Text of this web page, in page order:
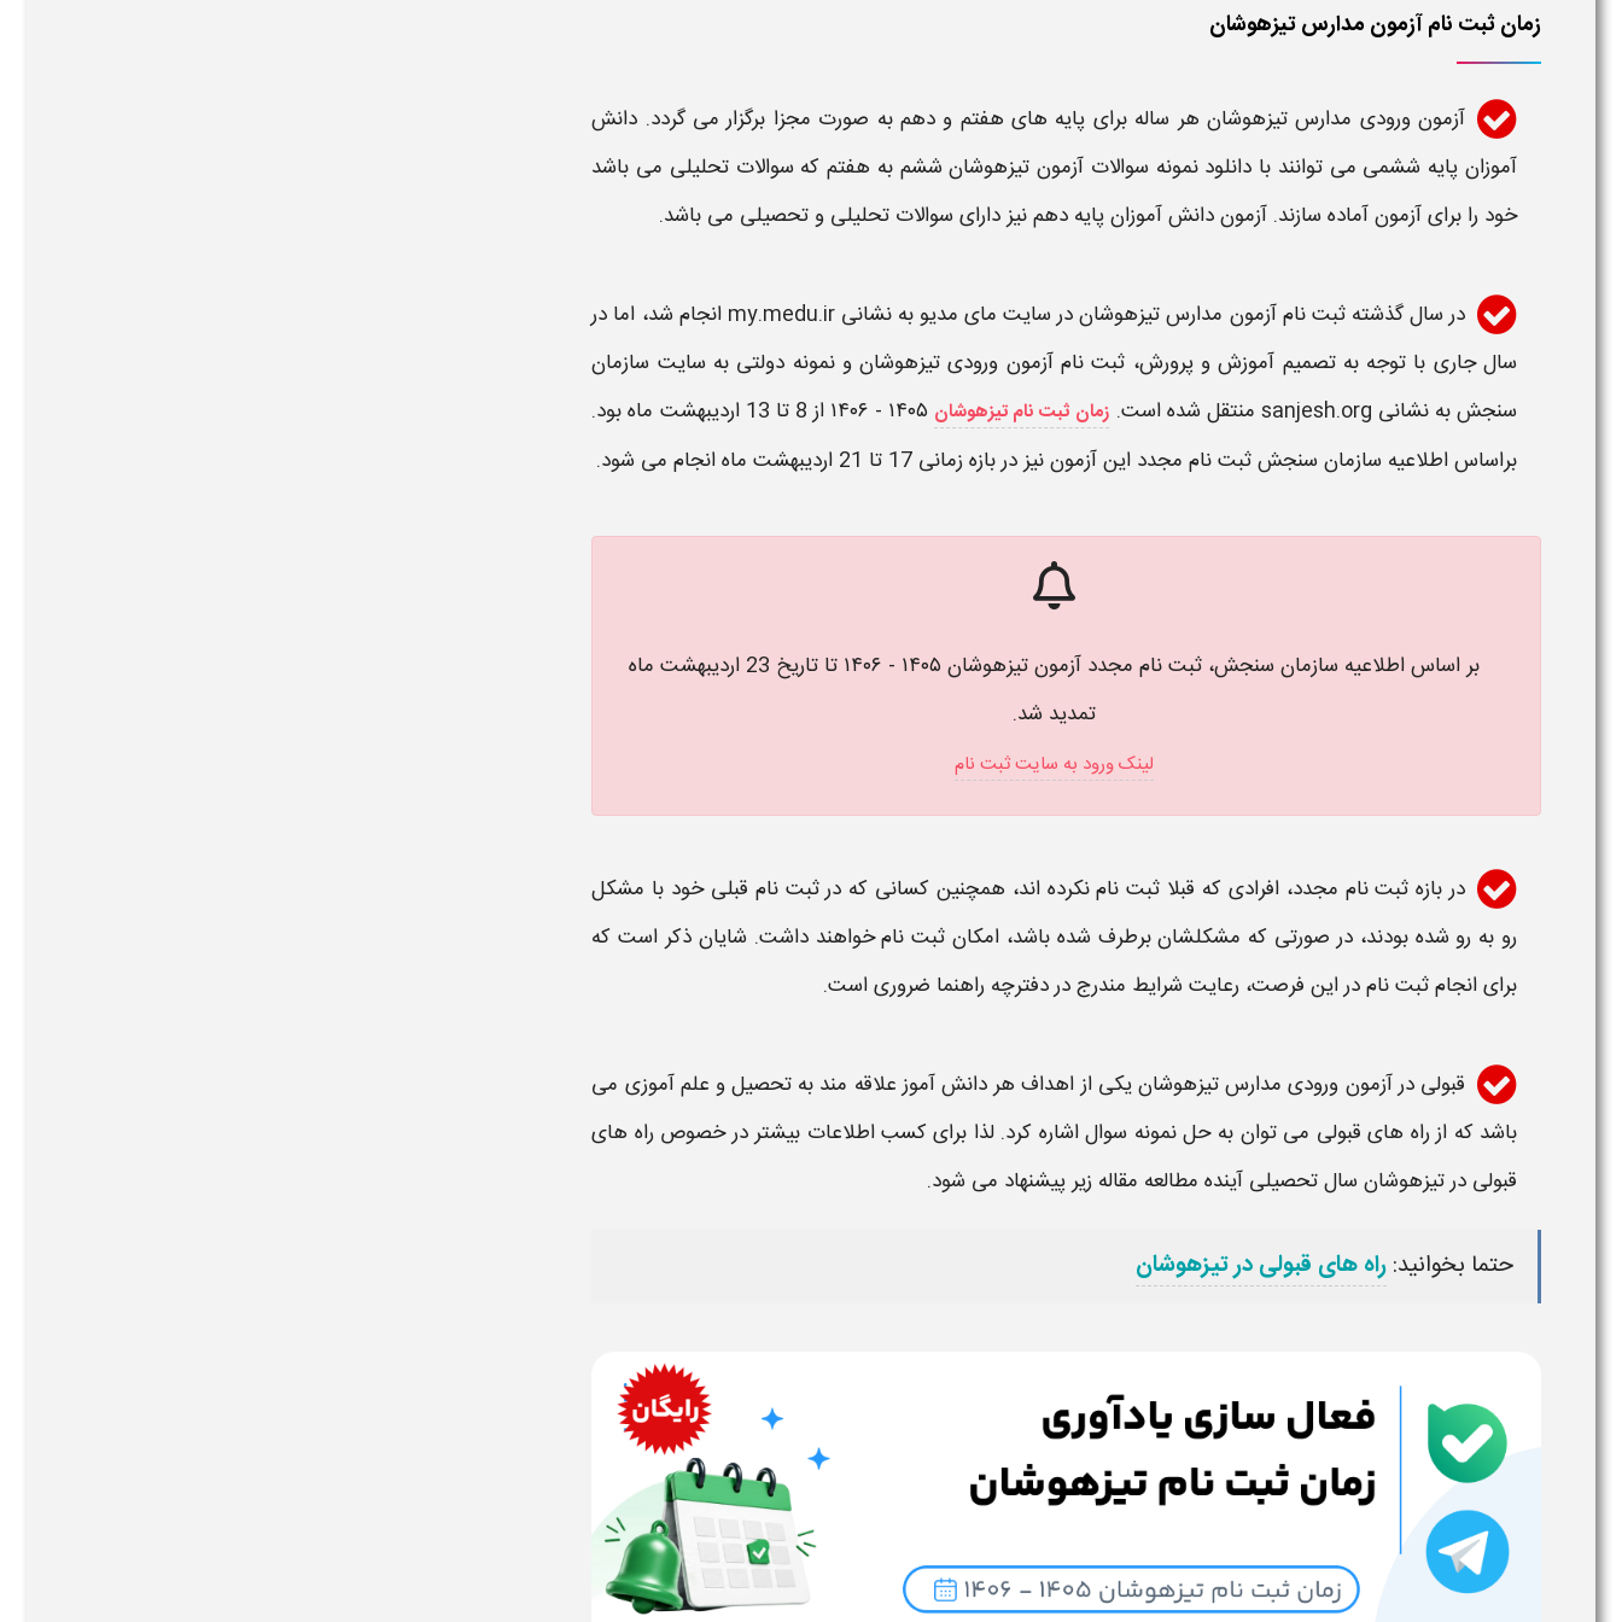
زمان ثبت نام آزمون مدارس تیزهوشان
آزمون ورودی مدارس تیزهوشان هر سالهبرای پایه های هفتم و دهم به صورت مجزا برگزار می گردد. دانش
آموزان پایه ششمی می توانند با دانلود نمونه سوالات آزمون تیزهوشان ششم به هفتم که سوالات تحلیلی می باشد
خود را برایآزمونآماده سازند. آزموندانش آموزان پایه دهم نیز دارای سوالات تحلیلی و تحصیلی می باشد.
در سال گذشته ثبت نام آزمون مدارس تیزهوشان
در سایت مای مدیو به نشانی my.medu.ir انجام شد، اما در
سال جاری با توجه به تصمیم آموزش و پرورش، ثبت نام آزمون ورودی تیزهوشانو نمونه دولتی به سایت سازمان
سنجش به نشانی sanjesh.org منتقل شده است. زمان ثبت نام تیزهوشان
از 8 تا 13 اردیبهشت ماه بود.
براساس اطلاعیه سازمان سنجش ثبت نام مجدد این آزمون نیز در بازه زمانی 17 تا 21 اردیبهشت ماه انجام می شود.​
بر اساس اطلاعیه سازمان سنجش، ثبت نام مجدد آزمون تیزهوشان ۱۴۰۵ - ۱۴۰۶ تا تاریخ 23 اردیبهشت ماه
تمدید شد.
لینک ورود به سایت ثبت نام
در بازه ثبت نام مجدد، افرادی که قبلا ثبت نامنکرده اند، همچنین کسانی که درثبت نام قبلی خود با مشکل
رو به رو شده بودند، در صورتی که مشکلشان برطرف شده باشد، امکانثبت نامخواهند داشت. شایان ذکر است که
برای انجامثبت نامدر این فرصت، رعایت شرایط مندرج در دفترچه راهنما ضروری است.
قبولی درآزمون ورودی مدارس تیزهوشانیکی از اهداف هر دانش آموز علاقه مند به تحصیل و علم آموزی می
باشد که از راه های قبولی می توان به حل نمونه سوال اشاره کرد. لذا برای کسب اطلاعات بیشتر در خصوص راه های
قبولی درتیزهوشان سال تحصیلی آینده مطالعه مقاله زیر پیشنهاد می شود.
حتما بخوانید:راه های قبولی در تیزهوشان